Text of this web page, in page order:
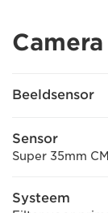
Camera
Beeldsensor
Sensor
Super 35mm
Systeem